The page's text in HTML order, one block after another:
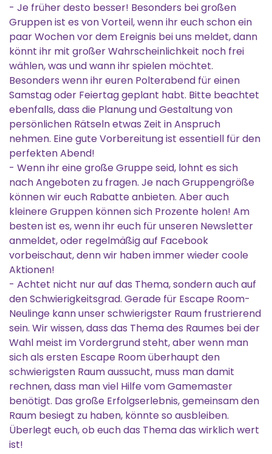
- Je früher desto besser! Besonders bei großen
Gruppen ist es von Vorteil, wenn ihr euch schon ein
paar Wochen vor dem Ereignis bei uns meldet, dann
könnt ihr mit großer Wahrscheinlichkeit noch frei
wählen, was und wann ihr spielen möchtet.
Besonders wenn ihr euren Polterabend für einen
Samstag oder Feiertag geplant habt. Bitte beachtet
ebenfalls, dass die Planung und Gestaltung von
persönlichen Rätseln etwas Zeit in Anspruch
nehmen. Eine gute Vorbereitung ist essentiell für den
perfekten Abend!
- Wenn ihr eine große Gruppe seid, lohnt es sich
nach Angeboten zu fragen. Je nach Gruppengröße
können wir euch Rabatte anbieten. Aber auch
kleinere Gruppen können sich Prozente holen! Am
besten ist es, wenn ihr euch für unseren Newsletter
anmeldet, oder regelmäßig auf Facebook
vorbeischaut, denn wir haben immer wieder coole
Aktionen!
- Achtet nicht nur auf das Thema, sondern auch auf
den Schwierigkeitsgrad. Gerade für Escape Room-
Neulinge kann unser schwierigster Raum frustrierend
sein. Wir wissen, dass das Thema des Raumes bei der
Wahl meist im Vordergrund steht, aber wenn man
sich als ersten Escape Room überhaupt den
schwierigsten Raum aussucht, muss man damit
rechnen, dass man viel Hilfe vom Gamemaster
benötigt. Das große Erfolgserlebnis, gemeinsam den
Raum besiegt zu haben, könnte so ausbleiben.
Überlegt euch, ob euch das Thema das wirklich wert
ist!